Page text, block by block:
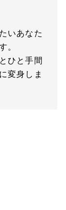
いあなた
。
ひと手間
変身しま